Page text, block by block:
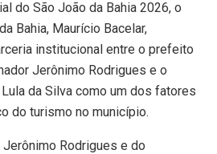
do São João da Bahia 2026, o
Bahia, Maurício Bacelar,
institucional entre o prefeito
Jerônimo Rodrigues e o
da Silva como um dos fatores
do turismo no município.
Rodrigues e do